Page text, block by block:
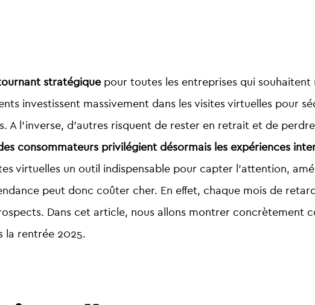
stratégique pour toutes les entreprises qui
investissent massivement dans lesvisites virtuelles pour
A l’inverse, d’autres risquent de rester en retrait et de
consommateurs privilégient désormais les expériences
virtuelles un outil indispensable pour capter l’attention,
peut donc coûter cher. En effet, chaque mois de
Dans cet article, nous allons montrer
la rentrée 2025.